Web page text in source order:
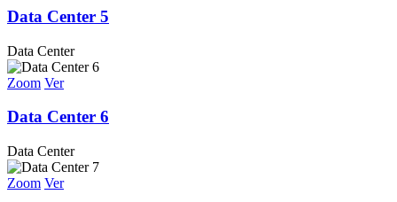
Data Center 5
Data Center
Zoom Ver
Data Center 6
Data Center
Zoom Ver